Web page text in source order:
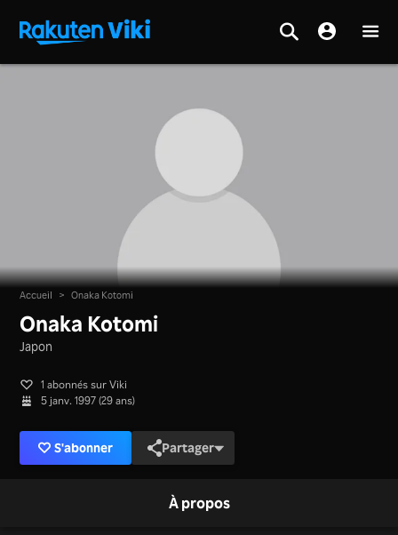
Accueil > Onaka Kotomi
Onaka Kotomi
Japon
1 abonnés sur Viki
5 janv. 1997 (29 ans)
S'abonner Partager
À propos